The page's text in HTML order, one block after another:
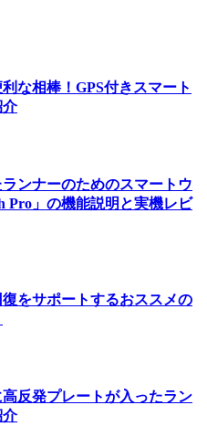
な相棒！GPS付きスマート
介
ンナーのためのスマートウ
Pro」の機能説明と実機レビ
をサポートするおススメの
反発プレートが入ったラン
介